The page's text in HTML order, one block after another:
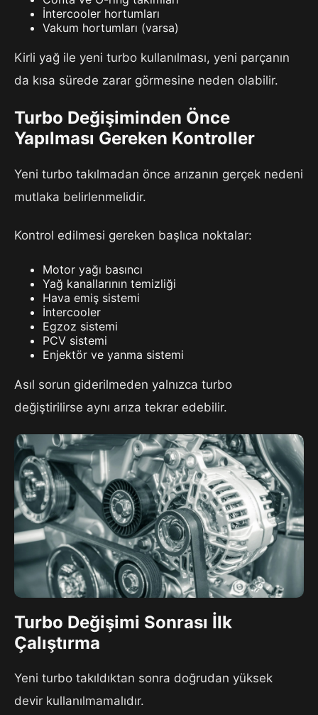
İntercooler hortumları
Vakum hortumları (varsa)
Kirli yağ ile yeni turbo kullanılması, yeni parçanın
da kısa sürede zarar görmesine neden olabilir.
Turbo Değişiminden Önce
Yapılması Gereken Kontroller
Yeni turbo takılmadan önce arızanın gerçek nedeni
mutlaka belirlenmelidir.
Kontrol edilmesi gereken başlıca noktalar:
Motor yağı basıncı
Yağ kanallarının temizliği
Hava emiş sistemi
İntercooler
Egzoz sistemi
PCV sistemi
Enjektör ve yanma sistemi
Asıl sorun giderilmeden yalnızca turbo
değiştirilirse aynı arıza tekrar edebilir.
Turbo Değişimi Sonrası İlk
Çalıştırma
Yeni turbo takıldıktan sonra doğrudan yüksek
devir kullanılmamalıdır.